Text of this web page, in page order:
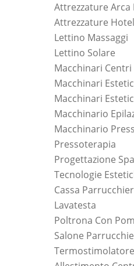
Attrezzature
Attrezzature
Lettino Massaggi
Lettino Solare
Macchinari Centri
Macchinari
Macchinari
Macchinario
Macchinario
Pressoterapia
Progettazione
Tecnologie
Cassa
Lavatesta
Poltrona Con
Salone
Termostimolatore